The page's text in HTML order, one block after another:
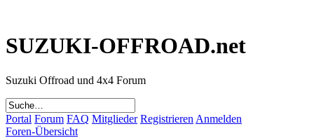
SUZUKI-OFFROAD.net
Suzuki Offroad und 4x4 Forum
Portal Forum FAQ Mitglieder Registrieren Anmelden
Foren-Übersicht